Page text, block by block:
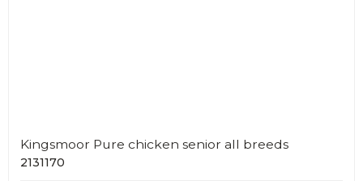
Kingsmoor Pure chicken senior all breeds
2131170